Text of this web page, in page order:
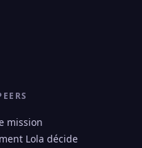
mission
Lola décide